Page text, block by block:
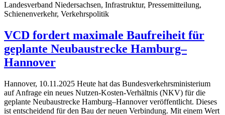
Landesverband Niedersachsen, Infrastruktur, Pressemitteilung,
Schienenverkehr, Verkehrspolitik
VCD fordert maximale Baufreiheit für
geplante Neubaustrecke Hamburg–
Hannover
Hannover, 10.11.2025 Heute hat das Bundesverkehrsministerium
auf Anfrage ein neues Nutzen-Kosten-Verhältnis (NKV) für die
geplante Neubaustrecke Hamburg–Hannover veröffentlicht. Dieses
ist entscheidend für den Bau der neuen Verbindung. Mit einem Wert